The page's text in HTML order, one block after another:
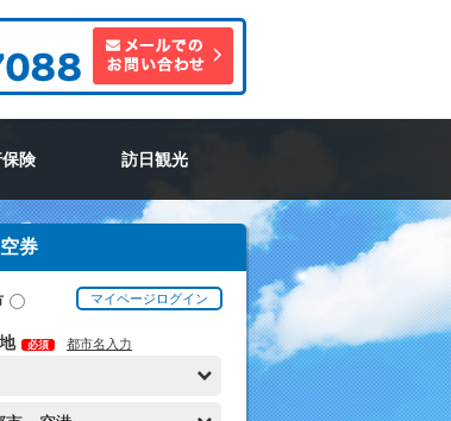
険 訪日観光
券
マイページログイン
必須 都市名入力